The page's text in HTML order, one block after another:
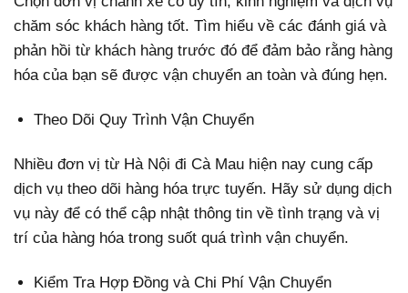
chăm sóc khách hàng tốt. Tìm hiểu về các đánh giá và
phản hồi từ khách hàng trước đó để đảm bảo rằng hàng
hóa của bạn sẽ được vận chuyển an toàn và đúng hẹn.
Theo Dõi Quy Trình Vận Chuyển
Nhiều đơn vị từ Hà Nội đi Cà Mau hiện nay cung cấp
dịch vụ theo dõi hàng hóa trực tuyến. Hãy sử dụng dịch
vụ này để có thể cập nhật thông tin về tình trạng và vị
trí của hàng hóa trong suốt quá trình vận chuyển.
Kiểm Tra Hợp Đồng và Chi Phí Vận Chuyển